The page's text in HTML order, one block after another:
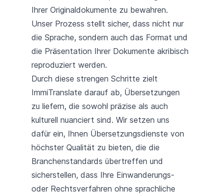
Ihrer Originaldokumente zu bewahren.
Unser Prozess stellt sicher, dass nicht nur
die Sprache, sondern auch das Format und
die Präsentation Ihrer Dokumente akribisch
reproduziert werden.
Durch diese strengen Schritte zielt
ImmiTranslate darauf ab, Übersetzungen
zu liefern, die sowohl präzise als auch
kulturell nuanciert sind. Wir setzen uns
dafür ein, Ihnen Übersetzungsdienste von
höchster Qualität zu bieten, die die
Branchenstandards übertreffen und
sicherstellen, dass Ihre Einwanderungs-
oder Rechtsverfahren ohne sprachliche